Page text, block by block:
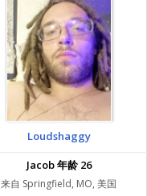
Loudshaggy
Jacob 年龄 26
来自 Springfield, MO, 美国